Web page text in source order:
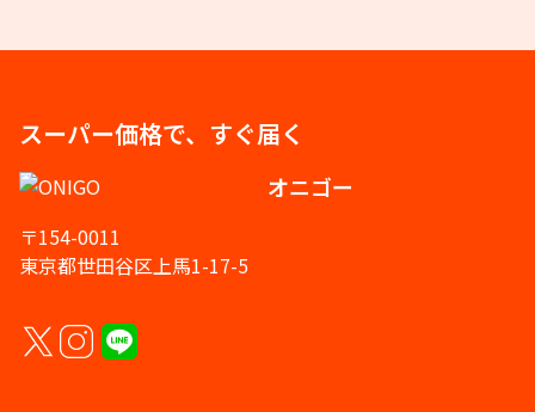
スーパー価格で、すぐ届く
オニゴー
〒154-0011
東京都世田谷区上馬1-17-5